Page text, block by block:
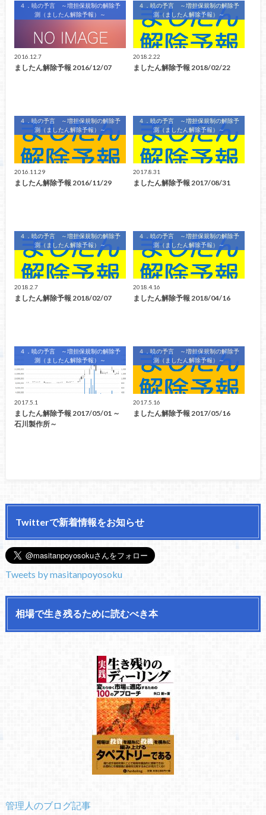
４．暁の予言 ～増担保規制の解除予
測（ましたん解除予報）～
2016.12.7
ましたん解除予報 2016/12/07
４．暁の予言 ～増担保規制の解除予
測（ましたん解除予報）～
2018.2.22
ましたん解除予報 2018/02/22
４．暁の予言 ～増担保規制の解除予
測（ましたん解除予報）～
2016.11.29
ましたん解除予報 2016/11/29
４．暁の予言 ～増担保規制の解除予
測（ましたん解除予報）～
2017.8.31
ましたん解除予報 2017/08/31
４．暁の予言 ～増担保規制の解除予
測（ましたん解除予報）～
2018.2.7
ましたん解除予報 2018/02/07
４．暁の予言 ～増担保規制の解除予
測（ましたん解除予報）～
2018.4.16
ましたん解除予報 2018/04/16
４．暁の予言 ～増担保規制の解除予
測（ましたん解除予報）～
2017.5.1
ましたん解除予報 2017/05/01 ～
石川製作所～
４．暁の予言 ～増担保規制の解除予
測（ましたん解除予報）～
2017.5.16
ましたん解除予報 2017/05/16
Twitterで新着情報をお知らせ
Tweets by masitanpoyosoku
相場で生き残るために読むべき本
管理人のブログ記事